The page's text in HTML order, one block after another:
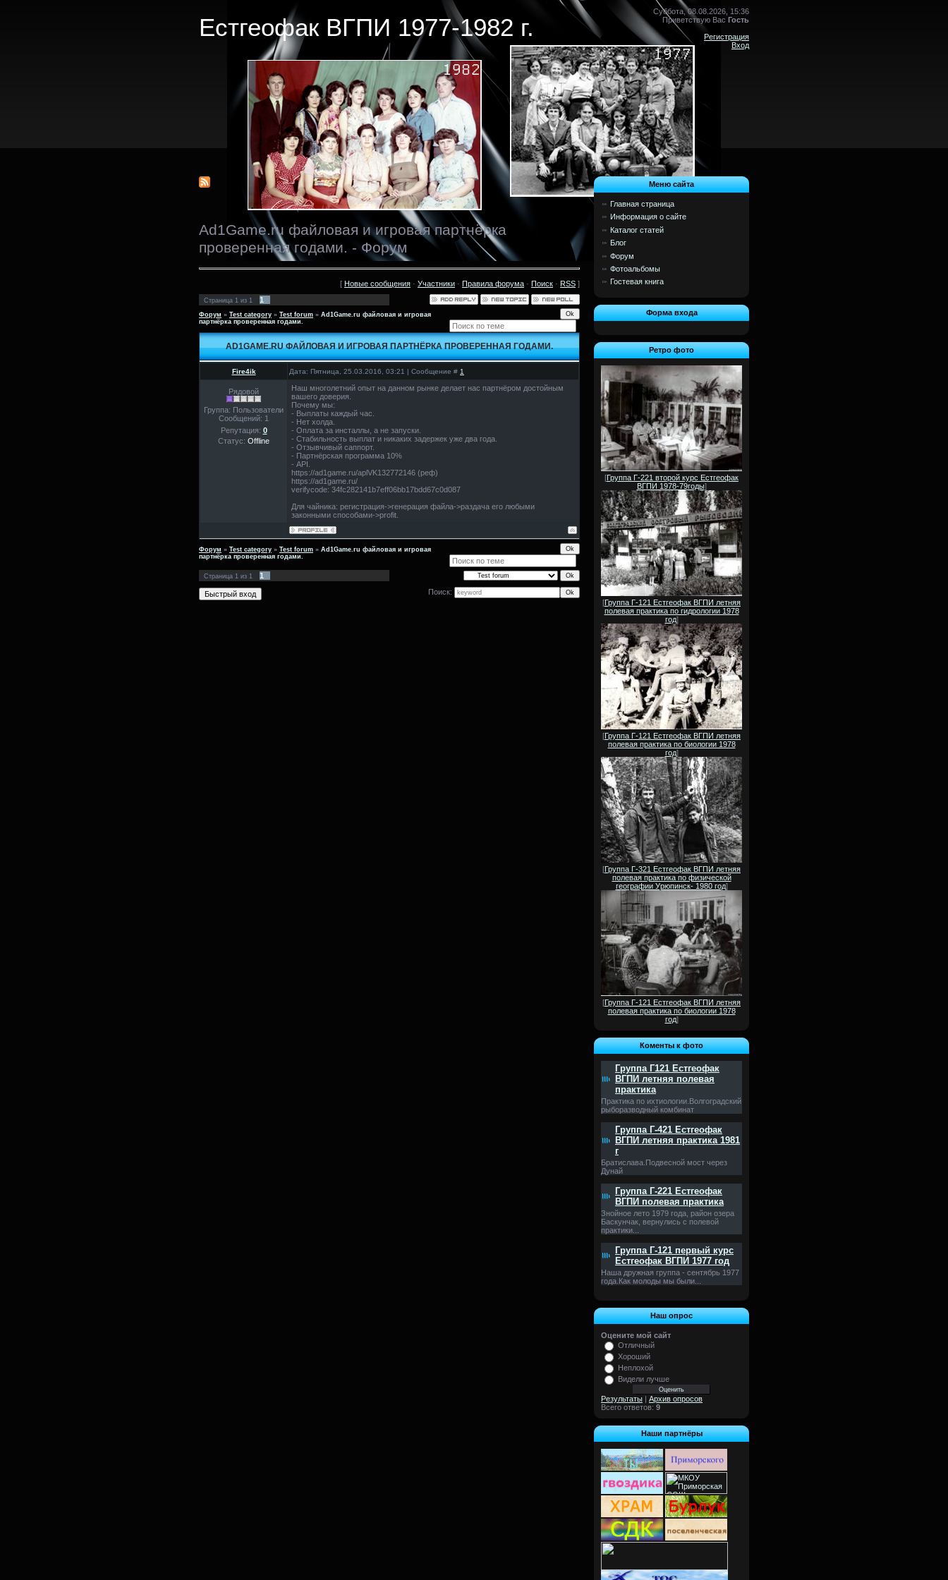
Естгеофак ВГПИ 1977-1982 г.
Суббота, 08.08.2026, 15:36
Приветствую Вас Гость
Регистрация
Вход
Ad1Game.ru файловая и игровая партнёрка
проверенная годами. - Форум
[ Новые сообщения · Участники · Правила форума · Поиск · RSS ]
Страница 1 из 1 1
Форум » Test category » Test forum » Ad1Game.ru файловая и игровая
партнёрка проверенная годами.
AD1GAME.RU ФАЙЛОВАЯ И ИГРОВАЯ ПАРТНЁРКА ПРОВЕРЕННАЯ ГОДАМИ.
Fire4ik Дата: Пятница, 25.03.2016, 03:21 | Сообщение # 1
Рядовой
Группа: Пользователи
Сообщений: 1
Репутация: 0
Статус: Offline
Наш многолетний опыт на данном рынке делает нас партнёром достойным
вашего доверия.
Почему мы:
- Выплаты каждый час.
- Нет холда.
- Оплата за инсталлы, а не запуски.
- Стабильность выплат и никаких задержек уже два года.
- Отзывчивый саппорт.
- Партнёрская программа 10%
- API.
https://ad1game.ru/aplVK132772146 (реф)
https://ad1game.ru/
verifycode: 34fc282141b7eff06bb17bdd67c0d087
Для чайника: регистрация->генерация файла->раздача его любыми
законными способами->profit.
Форум » Test category » Test forum » Ad1Game.ru файловая и игровая
партнёрка проверенная годами.
Страница 1 из 1
1
Поиск:
Меню сайта
Главная страница
Информация о сайте
Каталог статей
Блог
Форум
Фотоальбомы
Гостевая книга
Форма входа
Ретро фото
[Группа Г-221 второй курс Естгеофак
ВГПИ 1978-79годы]
[Группа Г-121 Естгеофак ВГПИ летняя
полевая практика по гидрологии 1978
год]
[Группа Г-121 Естгеофак ВГПИ летняя
полевая практика по биологии 1978
год]
[Группа Г-321 Естгеофак ВГПИ летняя
полевая практика по физической
географии Урюпинск- 1980 год]
[Группа Г-121 Естгеофак ВГПИ летняя
полевая практика по биологии 1978
год]
Коменты к фото
Группа Г121 Естгеофак
ВГПИ летняя полевая
практика
Практика по ихтиологии.Волгоградский
рыборазводный комбинат
Группа Г-421 Естгеофак
ВГПИ летняя практика 1981
г
Братислава.Подвесной мост через
Дунай
Группа Г-221 Естгеофак
ВГПИ полевая практика
Знойное лето 1979 года, район озера
Баскунчак, вернулись с полевой
практики...
Группа Г-121 первый курс
Естгеофак ВГПИ 1977 год
Наша дружная группа - сентябрь 1977
года.Как молоды мы были...
Наш опрос
Оцените мой сайт
Отличный
Хороший
Неплохой
Видели лучше
Результаты | Архив опросов
Всего ответов: 9
Наши партнёры